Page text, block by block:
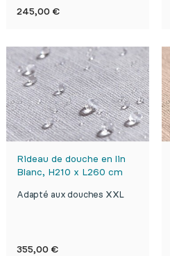
Prix
245,00 €
Rideau de douche en lin
Blanc, H210 x L260 cm
Adapté aux douches XXL
Prix
355,00 €